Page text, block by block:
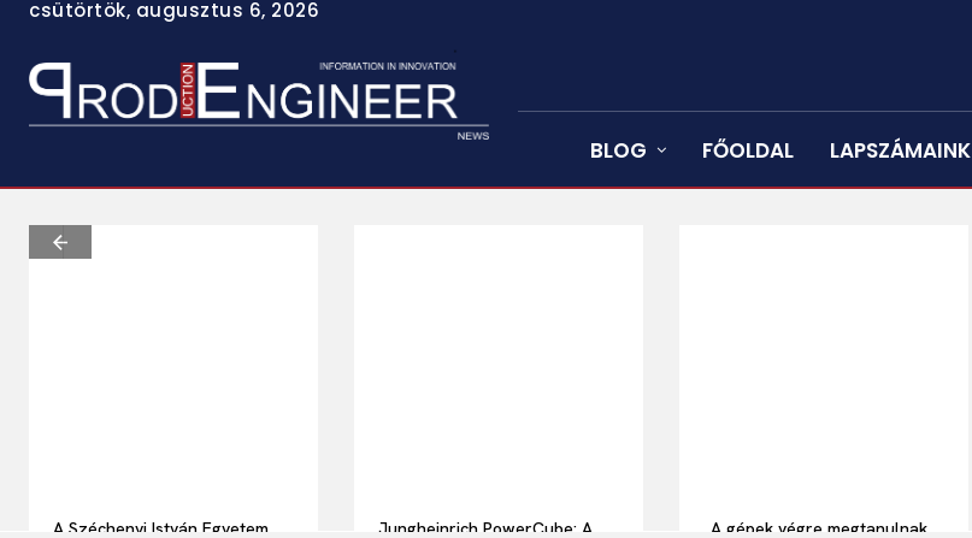
csütörtök, augusztus 6, 2026
BLOG FŐOLDAL LAPSZÁMAINK
A Széchenyi István Egyetem
Jungheinrich PowerCube: A
„A gépek végre megtanulnak